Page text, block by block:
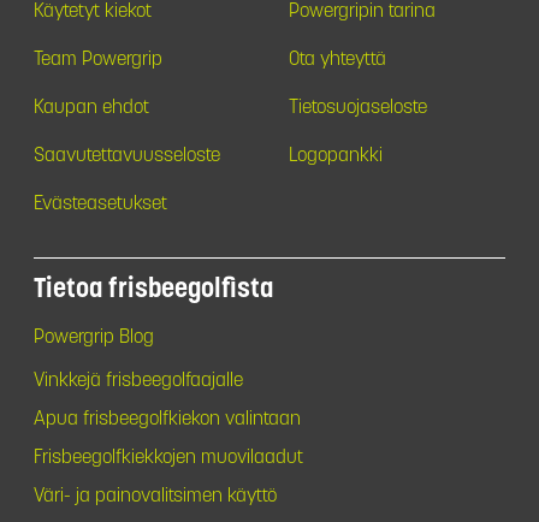
Käytetyt kiekot Powergripin tarina
Team Powergrip Ota yhteyttä
Kaupan ehdot Tietosuojaseloste
Saavutettavuusseloste Logopankki
Evästeasetukset
Tietoa frisbeegolfista
Powergrip Blog
Vinkkejä frisbeegolfaajalle
Apua frisbeegolfkiekon valintaan
Frisbeegolfkiekkojen muovilaadut
Väri- ja painovalitsimen käyttö